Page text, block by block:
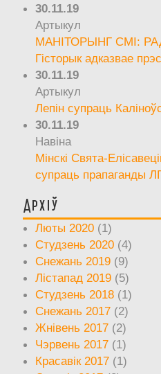
30.11.19
Артыкул
МАНІТОРЫНГ СМІ:
Гісторык адказвае
30.11.19
Артыкул
Лепін супраць
30.11.19
Навіна
Мінскі Свята-
супраць прапаганды
Архіў
Люты 2020 (1)
Студзень 2020 (4)
Снежань 2019 (9)
Лістапад 2019 (5)
Студзень 2018 (1)
Снежань 2017 (2)
Жнівень 2017 (2)
Чэрвень 2017 (1)
Красавік 2017 (1)